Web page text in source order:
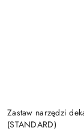
Zastaw narzędzi
(STANDARD)